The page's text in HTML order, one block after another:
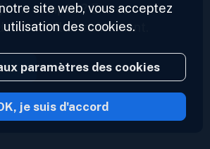
un compte ? Entrez votre
à vos flux maintenant.
2023 © Inoreader
site web, vous acceptez
utilisation des cookies.
paramètres des cookies
je suis d'accord